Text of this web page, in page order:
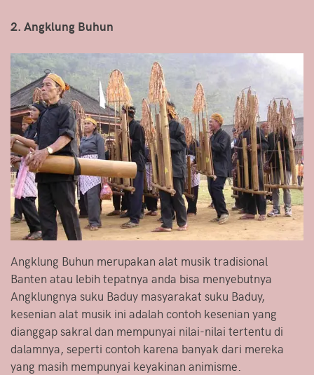
2. Angklung Buhun
Angklung Buhun merupakan alat musik tradisional
Banten atau lebih tepatnya anda bisa menyebutnya
Angklungnya suku Baduy masyarakat suku Baduy,
kesenian alat musik ini adalah contoh kesenian yang
dianggap sakral dan mempunyai nilai-nilai tertentu di
dalamnya, seperti contoh karena banyak dari mereka
yang masih mempunyai keyakinan animisme.